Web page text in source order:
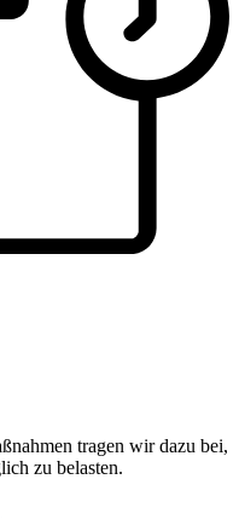
tragen wir dazu bei,
zu belasten.